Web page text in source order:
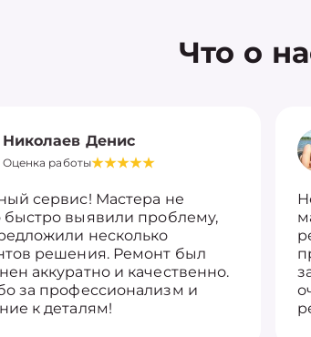
Что о
Николаев Денис
Оценка работы
сервис! Мастера не
быстро выявили проблему,
несколько
решения. Ремонт был
аккуратно и качественно.
за профессионализм и
к деталям!